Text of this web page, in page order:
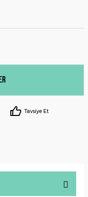
Tavsiye Et